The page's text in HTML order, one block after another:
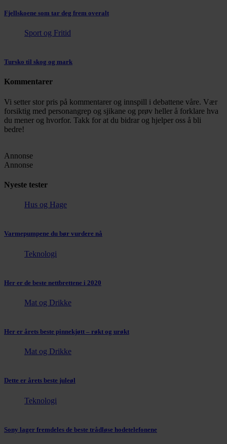
Fjellskoene som tar deg frem overalt
Sport og Fritid
Tursko til skog og mark
Kommentarer
Vi setter stor pris på kommentarer og innspill i debattene våre. Vær
forsiktig med personangrep og sjikane og prøv heller å forklare hva
du mener og hvorfor. Takk for at du bidrar og hjelper oss å bli
bedre!
Annonse
Annonse
Nyeste tester
Hus og Hage
Varmepumpene du bør vurdere nå
Teknologi
Her er de beste nettbrettene i 2020
Mat og Drikke
Her er årets beste pinnekjøtt – røkt og urøkt
Mat og Drikke
Dette er årets beste juleøl
Teknologi
Sony lager fremdeles de beste trådløse hodetelefonene